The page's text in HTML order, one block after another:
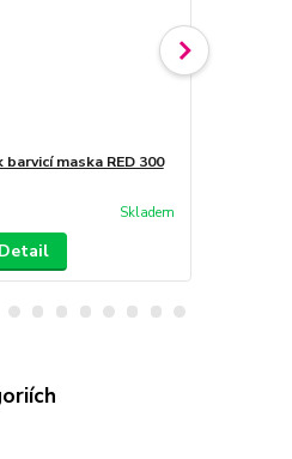
maska RED 300
Skladem
Detail